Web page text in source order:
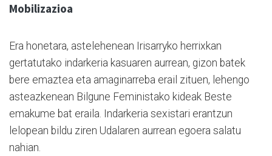
Mobilizazioa
Era honetara, astelehenean Irisarryko herrixkan
gertatutako indarkeria kasuaren aurrean, gizon batek
bere emaztea eta amaginarreba erail zituen, lehengo
asteazkenean Bilgune Feministako kideak Beste
emakume bat eraila. Indarkeria sexistari erantzun
lelopean bildu ziren Udalaren aurrean egoera salatu
nahian.